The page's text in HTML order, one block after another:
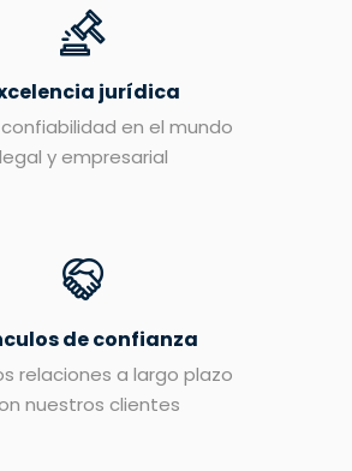
jurídica
en el mundo
legal y empresarial
de confianza
relaciones a largo plazo
nuestros clientes